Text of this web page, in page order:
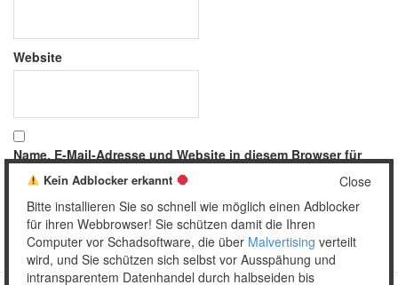
Website
Name, E-Mail-Adresse und Website in diesem Browser für
meinen nächsten Kommentar speichern.
Close
Kein Adblocker erkannt
Bitte installieren Sie so schnell wie möglich einen Adblocker
für ihren Webbrowser! Sie schützen damit die Ihren
Computer vor Schadsoftware, die über Malvertising verteilt
wird, und Sie schützen sich selbst vor Ausspähung und
intransparentem Datenhandel durch halbseiden bis